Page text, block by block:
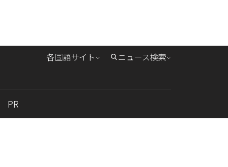
各国語サイト ニュース検索
PR